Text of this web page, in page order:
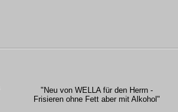
"Neu von WELLA für den Herrn -
Frisieren ohne Fett aber mit Alkohol"